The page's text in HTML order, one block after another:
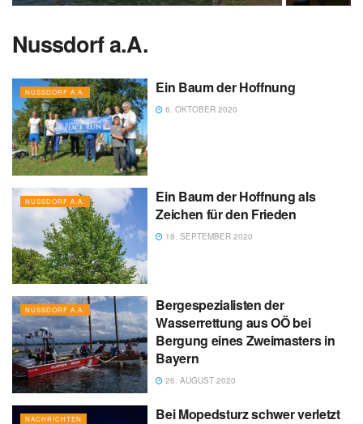
Nussdorf a.A.
NUSSDORF A.A. Ein Baum der Hoffnung
6. OKTOBER 2020
NUSSDORF A.A.
Ein Baum der Hoffnung als
Zeichen für den Frieden
18. SEPTEMBER 2020
NUSSDORF A.A.
Bergespezialisten der
Wasserrettung aus OÖ bei
Bergung eines Zweimasters in
Bayern
26. AUGUST 2020
NACHRICHTEN Bei Mopedsturz schwer verletzt